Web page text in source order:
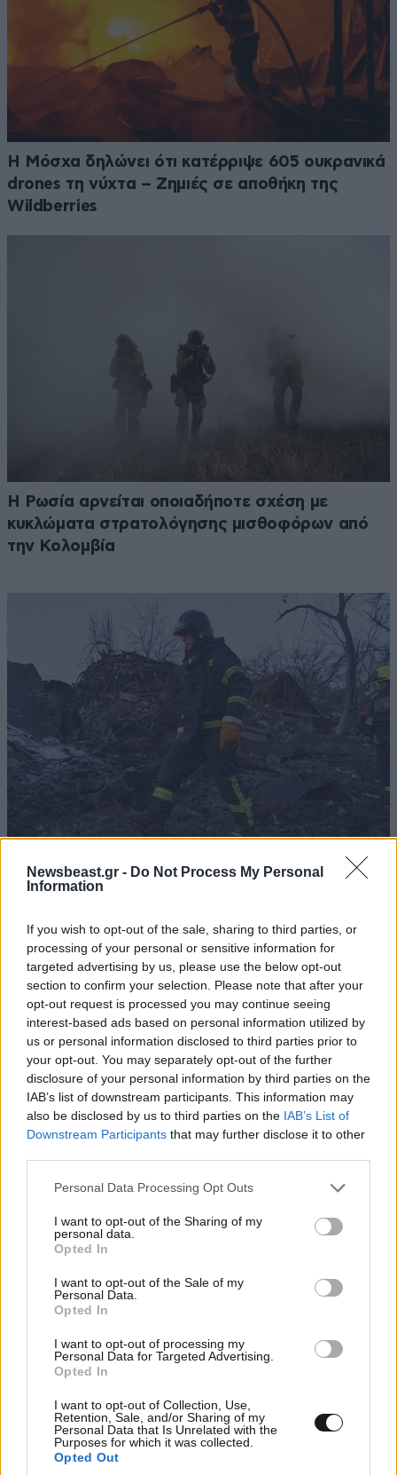
Newsbeast.gr - Do Not Process My Personal
Information
If you wish to opt-out of the sale, sharing to third parties, or
processing of your personal or sensitive information for
targeted advertising by us, please use the below opt-out
section to confirm your selection. Please note that after your
opt-out request is processed you may continue seeing
interest-based ads based on personal information utilized by
us or personal information disclosed to third parties prior to
your opt-out. You may separately opt-out of the further
disclosure of your personal information by third parties on the
IAB’s list of downstream participants. This information may
also be disclosed by us to third parties on the IAB’s List of
Downstream Participants that may further disclose it to other
Please note that this website/app uses one or more Google
not limited to your visit or usage behaviour. You may click to
grant or deny consent to Google and its third-party tags to
use your data for below specified purposes in below Google
consent section.
Personal Data Processing Opt Outs
I want to opt-out of the Sharing of my
personal data.
Opted In
I want to opt-out of the Sale of my
Personal Data.
Opted In
I want to opt-out of processing my
Personal Data for Targeted Advertising.
Opted In
I want to opt-out of Collection, Use,
Retention, Sale, and/or Sharing of my
Personal Data that Is Unrelated with the
Purposes for which it was collected.
Opted Out
Η Μόσχα δηλώνει ότι κατέρριψε 605 ουκρανικά
drones τη νύχτα – Zημιές σε αποθήκη της
Wildberries
Η Ρωσία αρνείται οποιαδήποτε σχέση με
κυκλώματα στρατολόγησης μισθοφόρων από
την Κολομβία
βομβαρδισμούς στη βορειοανατολική Ουκρανία